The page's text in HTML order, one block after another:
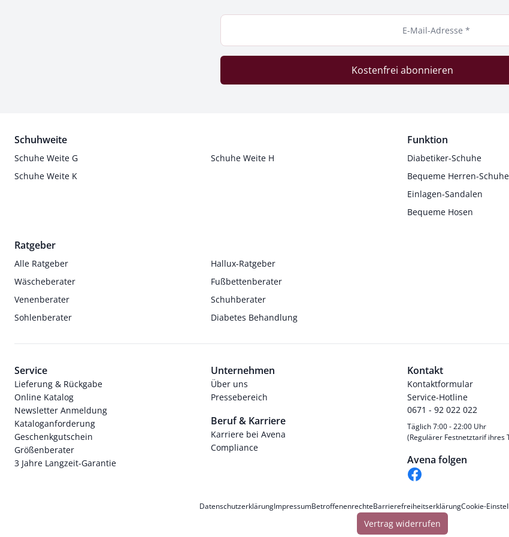
E-Mail-Adresse *
Kostenfrei abonnieren
Schuhweite
Schuhe Weite G
Schuhe Weite H
Schuhe Weite K
Funktion
Diabetiker-Schuhe
Bequeme Herren-Schuhe
Einlagen-Sandalen
Bequeme Hosen
Ratgeber
Alle Ratgeber
Hallux-Ratgeber
Wäscheberater
Fußbettenberater
Venenberater
Schuhberater
Sohlenberater
Diabetes Behandlung
Service
Lieferung & Rückgabe
Online Katalog
Newsletter Anmeldung
Kataloganforderung
Geschenkgutschein
Größenberater
3 Jahre Langzeit-Garantie
Unternehmen
Über uns
Pressebereich
Beruf & Karriere
Karriere bei Avena
Compliance
Kontakt
Kontaktformular
Service-Hotline
0671 - 92 022 022
Täglich 7:00 - 22:00 Uhr
(Regulärer Festnetztarif ihres
Avena folgen
DatenschutzerklärungImpressumBetroffenenrechteBarrierefreiheitserklärungCookie-
Vertrag widerrufen